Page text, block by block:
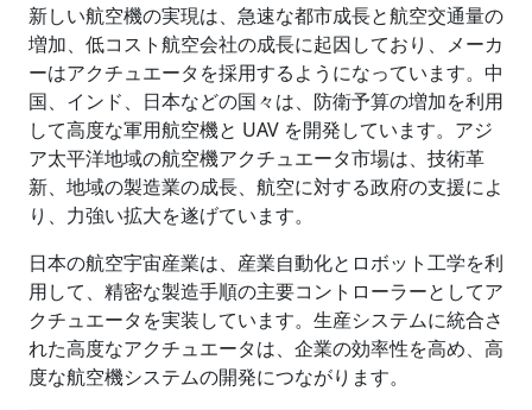
新しい航空機の実現は、急速な都市成長と航空交通量の
増加、低コスト航空会社の成長に起因しており、メーカ
ーはアクチュエータを採用するようになっています。中
国、インド、日本などの国々は、防衛予算の増加を利用
して高度な軍用航空機と UAV を開発しています。アジ
ア太平洋地域の航空機アクチュエータ市場は、技術革
新、地域の製造業の成長、航空に対する政府の支援によ
り、力強い拡大を遂げています。
日本の航空宇宙産業は、産業自動化とロボット工学を利
用して、精密な製造手順の主要コントローラーとしてア
クチュエータを実装しています。生産システムに統合さ
れた高度なアクチュエータは、企業の効率性を高め、高
度な航空機システムの開発につながります。